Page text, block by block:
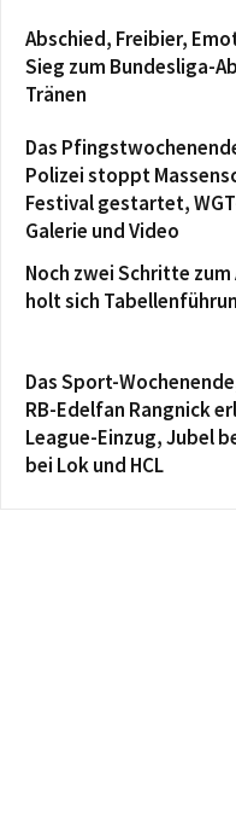
Abschied, Freibier,
Sieg zum Bundesliga-
Tränen
Das
Polizei stoppt
Festival gestartet,
Galerie und Video
Noch zwei Schritte
holt sich
Das Sport-
RB-Edelfan Rangnick
League-Einzug, Jubel
bei Lok und HCL